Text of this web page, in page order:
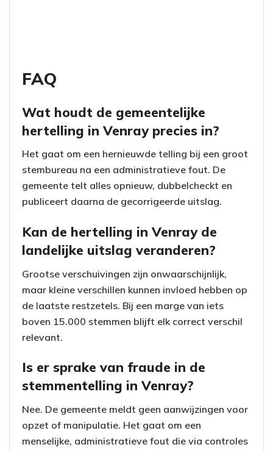
FAQ
Wat houdt de gemeentelijke
hertelling in Venray precies in?
Het gaat om een hernieuwde telling bij een groot
stembureau na een administratieve fout. De
gemeente telt alles opnieuw, dubbelcheckt en
publiceert daarna de gecorrigeerde uitslag.
Kan de hertelling in Venray de
landelijke uitslag veranderen?
Grootse verschuivingen zijn onwaarschijnlijk,
maar kleine verschillen kunnen invloed hebben op
de laatste restzetels. Bij een marge van iets
boven 15.000 stemmen blijft elk correct verschil
relevant.
Is er sprake van fraude in de
stemmentelling in Venray?
Nee. De gemeente meldt geen aanwijzingen voor
opzet of manipulatie. Het gaat om een
menselijke, administratieve fout die via controles